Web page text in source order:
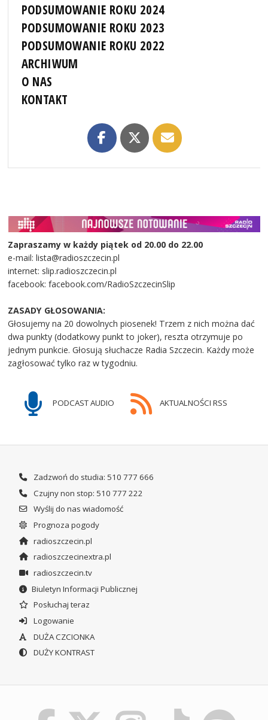
PODSUMOWANIE ROKU 2024
PODSUMOWANIE ROKU 2023
PODSUMOWANIE ROKU 2022
ARCHIWUM
O NAS
KONTAKT
Zapraszamy w każdy piątek od 20.00 do 22.00
e-mail: lista@radioszczecin.pl
internet: slip.radioszczecin.pl
facebook: facebook.com/RadioSzczecinSlip
ZASADY GŁOSOWANIA:
Głosujemy na 20 dowolnych piosenek! Trzem z nich można dać
dwa punkty (dodatkowy punkt to joker), reszta otrzymuje po
jednym punkcie. Głosują słuchacze Radia Szczecin. Każdy może
zagłosować tylko raz w tygodniu.
PODCAST AUDIO AKTUALNOŚCI RSS
Zadzwoń do studia: 510 777 666
Czujny non stop: 510 777 222
Wyślij do nas wiadomość
Prognoza pogody
radioszczecin.pl
radioszczecinextra.pl
radioszczecin.tv
Biuletyn Informacji Publicznej
Posłuchaj teraz
Logowanie
DUŻA CZCIONKA
DUŻY KONTRAST